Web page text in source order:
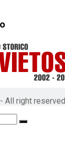
All right reserved